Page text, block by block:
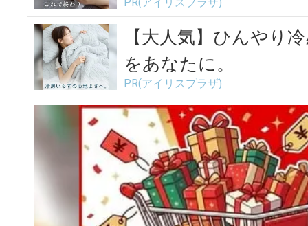
【大人気】ひんやり
をあなたに。
PR(アイリスプラザ)